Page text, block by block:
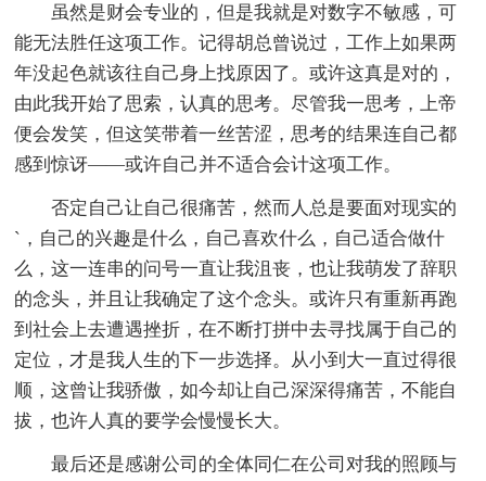
虽然是财会专业的，但是我就是对数字不敏感，可
能无法胜任这项工作。记得胡总曾说过，工作上如果两
年没起色就该往自己身上找原因了。或许这真是对的，
由此我开始了思索，认真的思考。尽管我一思考，上帝
便会发笑，但这笑带着一丝苦涩，思考的结果连自己都
感到惊讶――或许自己并不适合会计这项工作。
否定自己让自己很痛苦，然而人总是要面对现实的
`，自己的兴趣是什么，自己喜欢什么，自己适合做什
么，这一连串的问号一直让我沮丧，也让我萌发了辞职
的念头，并且让我确定了这个念头。或许只有重新再跑
到社会上去遭遇挫折，在不断打拼中去寻找属于自己的
定位，才是我人生的下一步选择。从小到大一直过得很
顺，这曾让我骄傲，如今却让自己深深得痛苦，不能自
拔，也许人真的要学会慢慢长大。
最后还是感谢公司的全体同仁在公司对我的照顾与